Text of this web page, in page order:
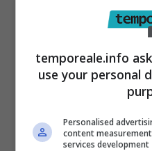
Terracina /
“Festa
digitale
temporeale.info
use your personal
Personalised
content
services development